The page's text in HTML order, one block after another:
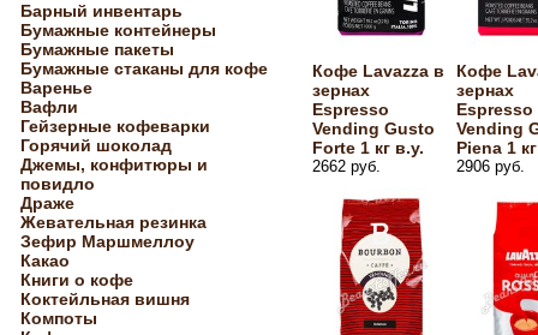
Барный инвентарь
Бумажные контейнеры
Бумажные пакеты
Бумажные стаканы для кофе
Варенье
Вафли
Гейзерные кофеварки
Горячий шоколад
Джемы, конфитюры и
повидло
Драже
Жевательная резинка
Зефир Маршмеллоу
Какао
Книги о кофе
Коктейльная вишня
Компоты
Кофе Lavazza в
зернах
Espresso
Vending Gusto
Forte 1 кг в.у.
2662 руб.
Кофе
зернах
Espresso
Vending
Piena 1
2906 руб.